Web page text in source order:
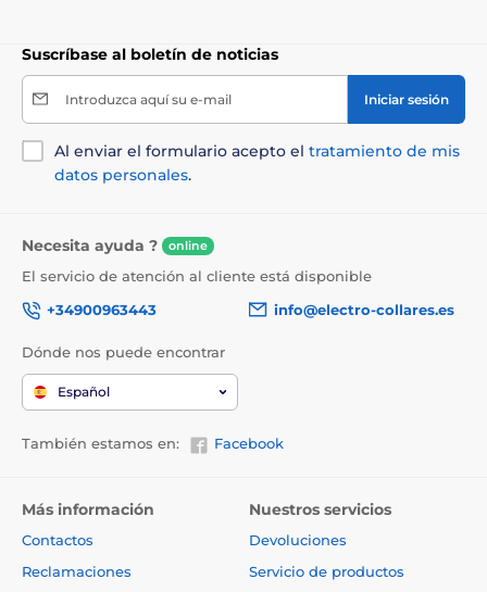
Suscríbase al boletín de noticias
Introduzca aquí su e-mail Iniciar sesión
Al enviar el formulario acepto el tratamiento de mis
datos personales.
Necesita ayuda ? online
El servicio de atención al cliente está disponible
+34900963443
info@electro-collares.es
Dónde nos puede encontrar
Español
También estamos en: Facebook
Más información
Contactos
Reclamaciones
Nuestros servicios
Devoluciones
Servicio de productos